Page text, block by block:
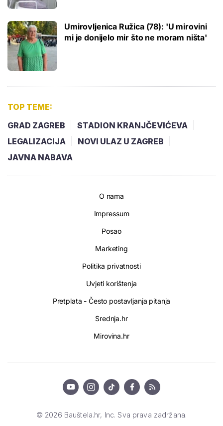
Umirovljenica Ružica (78): 'U mirovini
mi je donijelo mir što ne moram ništa'
TOP TEME:
GRAD ZAGREB
STADION KRANJČEVIĆEVA
LEGALIZACIJA
NOVI ULAZ U ZAGREB
JAVNA NABAVA
O nama
Impressum
Posao
Marketing
Politika privatnosti
Uvjeti korištenja
Pretplata - Često postavljanja pitanja
Srednja.hr
Mirovina.hr
© 2026 Bauštela.hr, Inc. Sva prava zadržana.